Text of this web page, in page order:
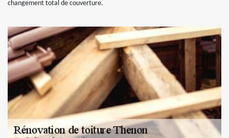
changement total de couverture.